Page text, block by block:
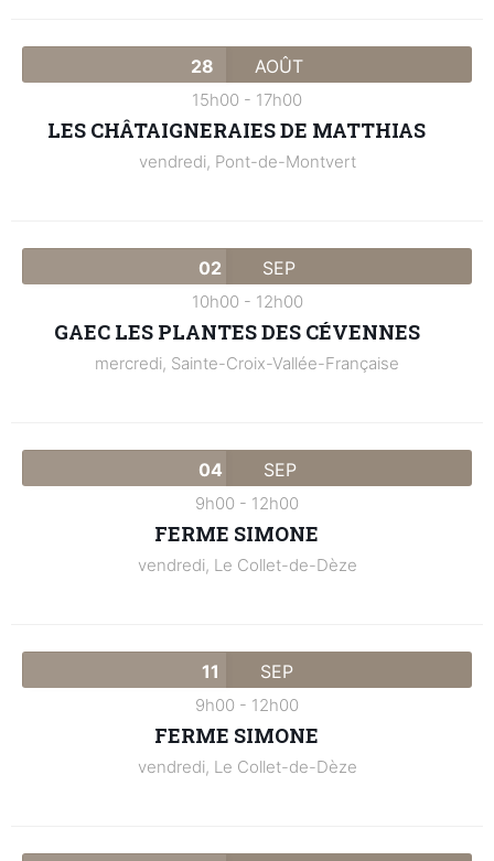
28 AOÛT
15h00 - 17h00
LES CHÂTAIGNERAIES DE MATTHIAS
vendredi, Pont-de-Montvert
02 SEP
10h00 - 12h00
GAEC LES PLANTES DES CÉVENNES
mercredi, Sainte-Croix-Vallée-Française
04 SEP
9h00 - 12h00
FERME SIMONE
vendredi, Le Collet-de-Dèze
11 SEP
9h00 - 12h00
FERME SIMONE
vendredi, Le Collet-de-Dèze